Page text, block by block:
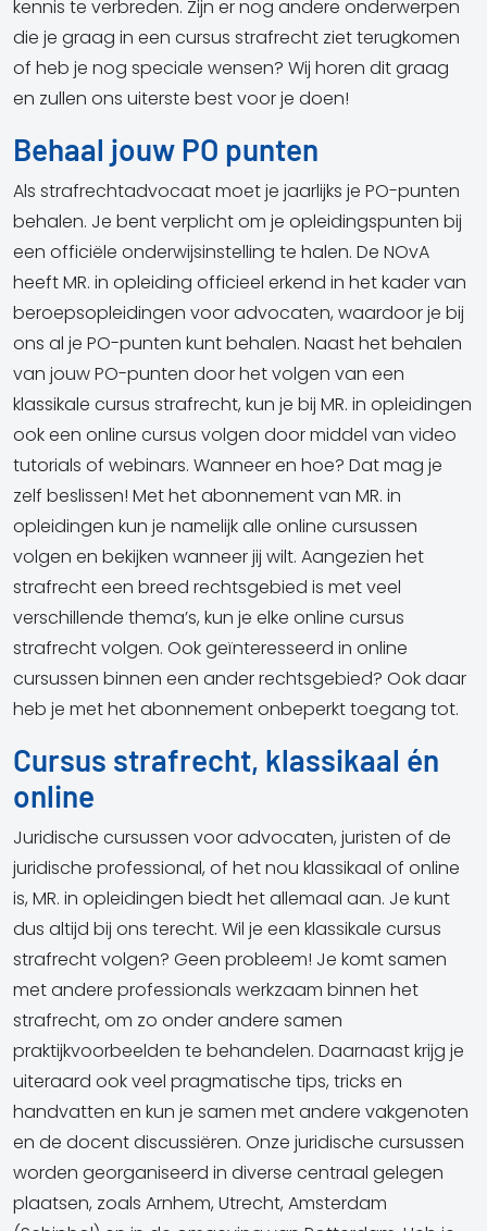
kennis te verbreden. Zijn er nog andere onderwerpen
die je graag in een cursus strafrecht ziet terugkomen
of heb je nog speciale wensen? Wij horen dit graag
en zullen ons uiterste best voor je doen!
Behaal jouw PO punten
Als strafrechtadvocaat moet je jaarlijks je PO-punten
behalen. Je bent verplicht om je opleidingspunten bij
een officiële onderwijsinstelling te halen. De NOvA
heeft MR. in opleiding officieel erkend in het kader van
beroepsopleidingen voor advocaten, waardoor je bij
ons al je PO-punten kunt behalen. Naast het behalen
van jouw PO-punten door het volgen van een
klassikale cursus strafrecht, kun je bij MR. in opleidingen
ook een online cursus volgen door middel van video
tutorials of webinars. Wanneer en hoe? Dat mag je
zelf beslissen! Met het abonnement van MR. in
opleidingen kun je namelijk alle online cursussen
volgen en bekijken wanneer jij wilt. Aangezien het
strafrecht een breed rechtsgebied is met veel
verschillende thema’s, kun je elke online cursus
strafrecht volgen. Ook geïnteresseerd in online
cursussen binnen een ander rechtsgebied? Ook daar
heb je met het abonnement onbeperkt toegang tot.
Cursus strafrecht, klassikaal én
online
Juridische cursussen voor advocaten, juristen of de
juridische professional, of het nou klassikaal of online
is, MR. in opleidingen biedt het allemaal aan. Je kunt
dus altijd bij ons terecht. Wil je een klassikale cursus
strafrecht volgen? Geen probleem! Je komt samen
met andere professionals werkzaam binnen het
strafrecht, om zo onder andere samen
praktijkvoorbeelden te behandelen. Daarnaast krijg je
uiteraard ook veel pragmatische tips, tricks en
handvatten en kun je samen met andere vakgenoten
en de docent discussiëren. Onze juridische cursussen
worden georganiseerd in diverse centraal gelegen
plaatsen, zoals Arnhem, Utrecht, Amsterdam